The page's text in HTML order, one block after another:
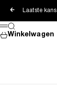
VorigeLaatste
Menu
Zoeken
Winkelwagen